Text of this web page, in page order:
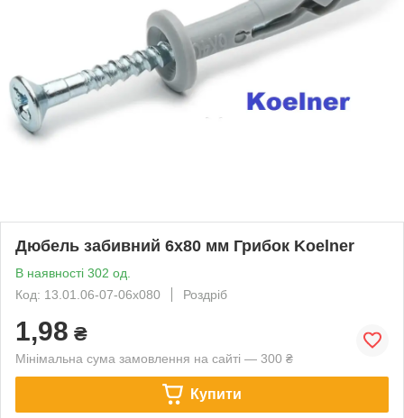
Дюбель забивний 6х80 мм Грибок Koelner
В наявності 302 од.
Код: 13.01.06-07-06х080
Роздріб
1,98 ₴
Мінімальна сума замовлення на сайті — 300 ₴
Купити